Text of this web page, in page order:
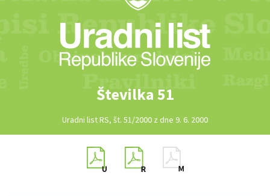
Številka 51
Uradni list RS, št. 51/2000 z dne 9. 6. 2000